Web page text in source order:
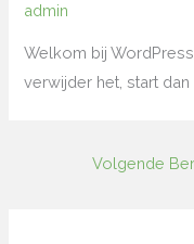
admin
Welkom bij
verwijder het, start
Volgende